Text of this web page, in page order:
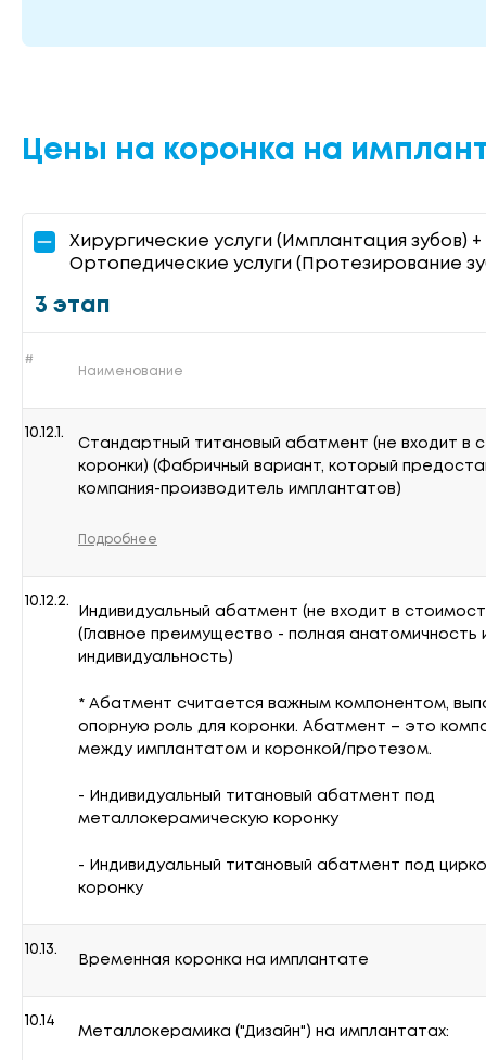
Цены на коронка на
Хирургические услуги (Имплантация зубов) +
Ортопедические услуги (Протезирование
3 этап
#
Наименование
10.12.1.
Стандартный титановый абатмент (не входит в
коронки) (Фабричный вариант, который
компания-производитель имплантатов)
Подробнее
10.12.2.
Индивидуальный абатмент (не входит в
(Главное преимущество - полная анатомичность
индивидуальность)
* Абатмент считается важным компонентом,
опорную роль для коронки. Абатмент – это
между имплантатом и коронкой/протезом.
- Индивидуальный титановый абатмент под
металлокерамическую коронку
- Индивидуальный титановый абатмент под
коронку
10.13.
Временная коронка на имплантате
10.14
Металлокерамика ("Дизайн") на имплантатах: